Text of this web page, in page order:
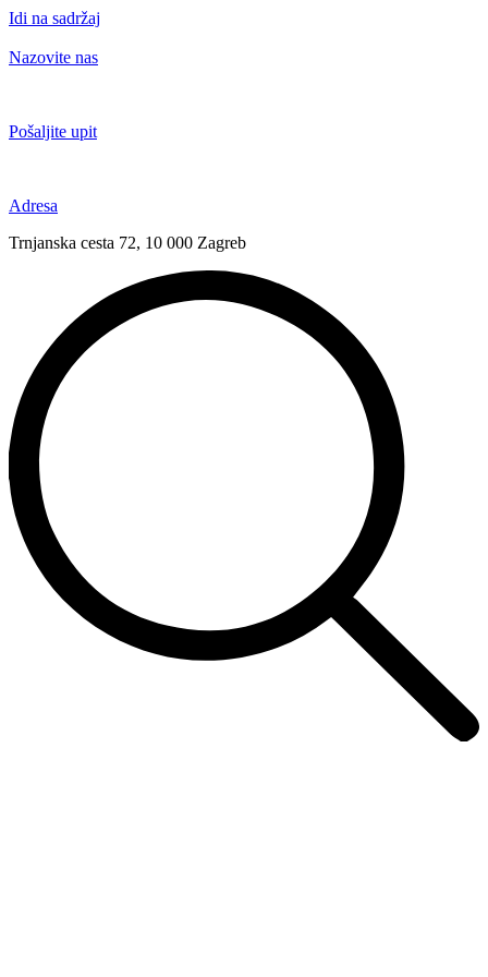
Idi na sadržaj
Nazovite nas
Pošaljite upit
Adresa
Trnjanska cesta 72, 10 000 Zagreb